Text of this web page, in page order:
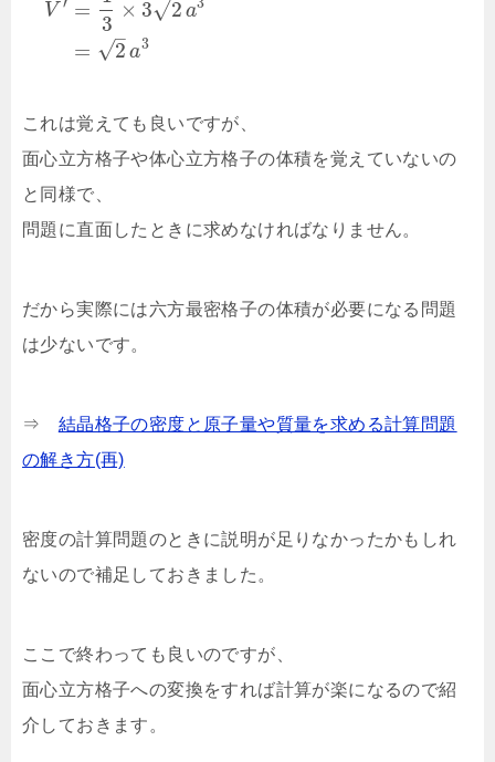
V
=
=
3
× 3 2
√ a
2
–
√ a3
これは覚えても良いですが、
面心立方格子や体心立方格子の体積を覚えていないの
と同様で、
問題に直面したときに求めなければなりません。
だから実際には六方最密格子の体積が必要になる問題
は少ないです。
⇒ 結晶格子の密度と原子量や質量を求める計算問題
の解き方(再)
密度の計算問題のときに説明が足りなかったかもしれ
ないので補足しておきました。
ここで終わっても良いのですが、
面心立方格子への変換をすれば計算が楽になるので紹
介しておきます。